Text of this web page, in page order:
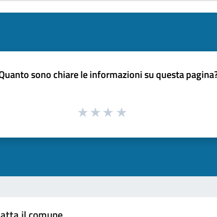
sono chiare le informazioni su questa